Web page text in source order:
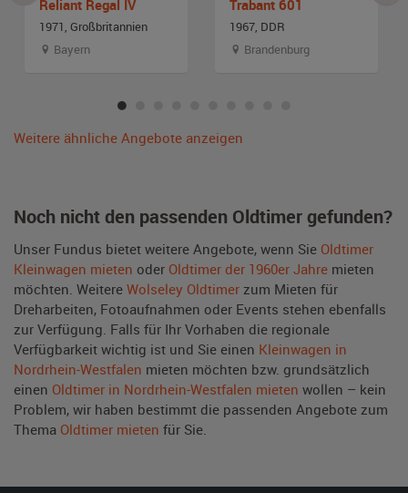
Reliant Regal IV
1971, Großbritannien
Bayern
Trabant 601
1967, DDR
Brandenburg
Weitere ähnliche Angebote anzeigen
Noch nicht den passenden Oldtimer gefunden?
Unser Fundus bietet weitere Angebote, wenn Sie Oldtimer
Kleinwagen mieten oder Oldtimer der 1960er Jahre mieten
möchten. Weitere Wolseley Oldtimer zum Mieten für
Dreharbeiten, Fotoaufnahmen oder Events stehen ebenfalls
zur Verfügung. Falls für Ihr Vorhaben die regionale
Verfügbarkeit wichtig ist und Sie einen Kleinwagen in
Nordrhein-Westfalen mieten möchten bzw. grundsätzlich
einen Oldtimer in Nordrhein-Westfalen mieten wollen – kein
Problem, wir haben bestimmt die passenden Angebote zum
Thema Oldtimer mieten für Sie.